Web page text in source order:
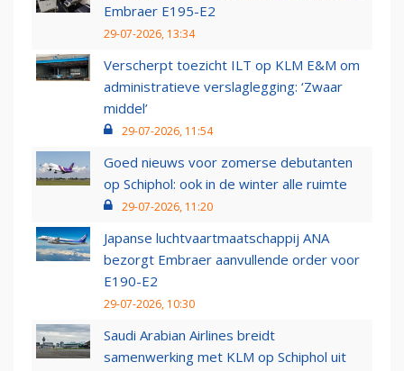
Embraer E195-E2
29-07-2026, 13:34
Verscherpt toezicht ILT op KLM E&M om
administratieve verslaglegging: ‘Zwaar
middel’
29-07-2026, 11:54
Goed nieuws voor zomerse debutanten
op Schiphol: ook in de winter alle ruimte
29-07-2026, 11:20
Japanse luchtvaartmaatschappij ANA
bezorgt Embraer aanvullende order voor
E190-E2
29-07-2026, 10:30
Saudi Arabian Airlines breidt
samenwerking met KLM op Schiphol uit